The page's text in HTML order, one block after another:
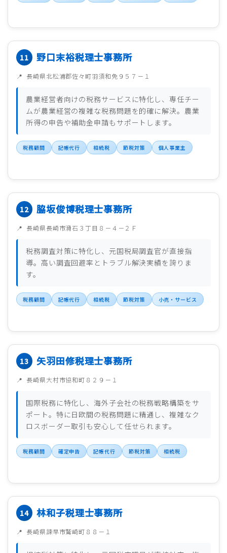
野口末裕税理士事務所
長崎県北松浦郡佐々町羽須和免９５７－１
農業経営者向けの税務サービスに特化し、専任チー
ムが農業経営の複雑な税務問題を的確に解決。農業
所得の申告や補助金申請もサポートします。
税務顧問 記帳代行 相続税 節税対策 個人事業主
脇坂俊博税理士事務所
長崎県長崎市滑石３丁目８－４－２Ｆ
税務調査対策に特化し、元国税局調査官が直接指
導。高い調査回避率とトラブル解決実績を誇りま
す。
税務顧問 記帳代行 相続税 節税対策 小売・サービス
矢羽田修税理士事務所
長崎県大村市協和町８２９－１
国際税務に特化し、海外子会社の税務戦略構築をサ
ポート。特に日欧間の税務問題に精通し、複雑なク
ロスボーダー取引も安心して任せられます。
税務顧問 確定申告 記帳代行 節税対策 相続税
林和子税理士事務所
長崎県諫早市鷲崎町８８－１